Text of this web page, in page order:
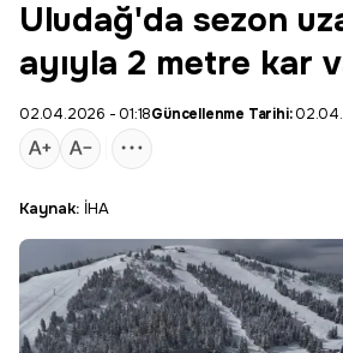
Uludağ'da sezon
ayıyla 2 metre kar
02.04.2026 - 01:18Güncellenme Tarihi:
Kaynak: İHA